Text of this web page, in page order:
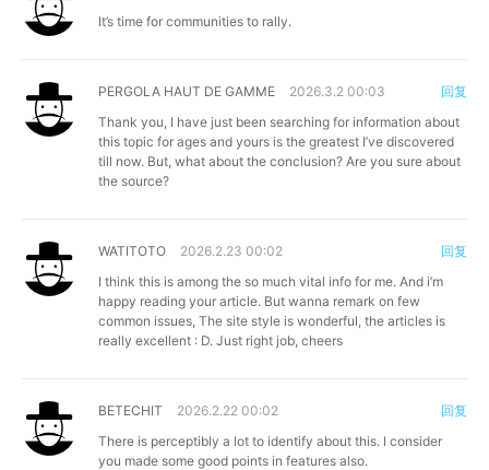
It’s time for communities to rally.
PERGOLA HAUT DE GAMME
2026.3.2 00:03
Thank you, I have just been searching for information about
this topic for ages and yours is the greatest I’ve discovered
till now. But, what about the conclusion? Are you sure about
the source?
回复
WATITOTO
2026.2.23 00:02
I think this is among the so much vital info for me. And i’m
happy reading your article. But wanna remark on few
common issues, The site style is wonderful, the articles is
really excellent : D. Just right job, cheers
回复
BETECHIT
2026.2.22 00:02
There is perceptibly a lot to identify about this. I consider
you made some good points in features also.
回复